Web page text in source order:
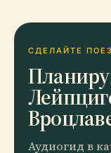
СДЕЛАЙТЕ
Аудиогид в